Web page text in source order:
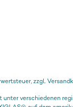
zzgl.
verschiedenen